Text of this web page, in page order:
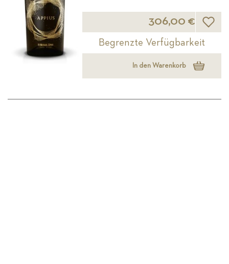
306,00 €
Begrenzte Verfügbarkeit
In den Warenkorb